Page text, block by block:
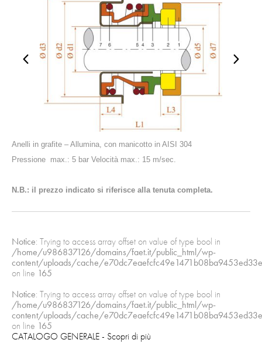
Anelli in grafite – Allumina, con manicotto in AISI 304
Pressione max.: 5 bar Velocità max.: 15 m/sec.
N.B.: il prezzo indicato si riferisce alla tenuta completa.
Notice: Trying to access array offset on value of type bool in
/home/u986837126/domains/faet.it/public_html/wp-
content/uploads/cache/
on line 165
Notice: Trying to access array offset on value of type bool in
/home/u986837126/domains/faet.it/public_html/wp-
content/uploads/cache/
on line 165
CATALOGO GENERALE- Scopri di più